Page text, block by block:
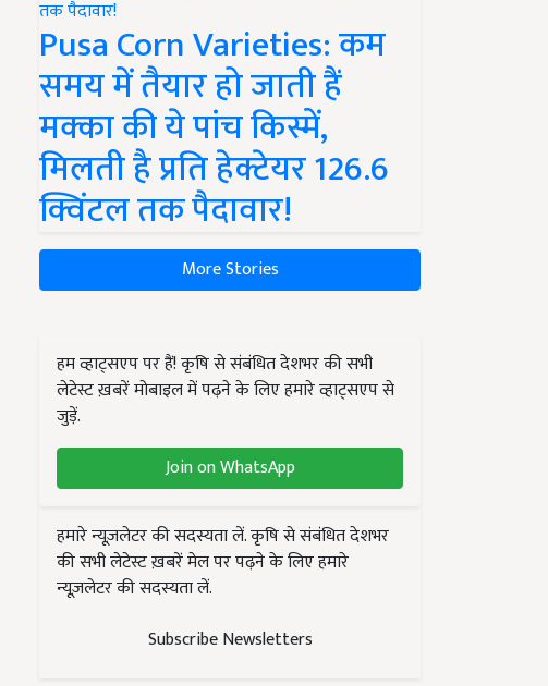
Pusa Corn Varieties: कम
समय में तैयार हो जाती हैं
मक्का की ये पांच किस्में,
मिलती है प्रति हेक्टेयर 126.6
क्विंटल तक पैदावार!
More Stories
हम व्हाट्सएप पर हैं! कृषि से संबंधित देशभर की सभी
लेटेस्ट ख़बरें मोबाइल में पढ़ने के लिए हमारे व्हाट्सएप से
जुड़ें.
Join on WhatsApp
हमारे न्यूज़लेटर की सदस्यता लें. कृषि से संबंधित देशभर
की सभी लेटेस्ट ख़बरें मेल पर पढ़ने के लिए हमारे
न्यूज़लेटर की सदस्यता लें.
Subscribe Newsletters